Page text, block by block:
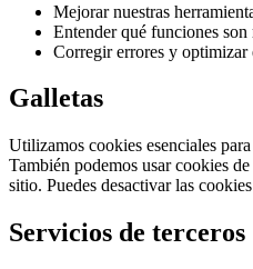
Mejorar nuestras
Entender qué funciones son
Corregir errores y optimizar
Galletas
Utilizamos cookies esenciales
También podemos usar cookies
sitio. Puedes desactivar las
Servicios de terceros